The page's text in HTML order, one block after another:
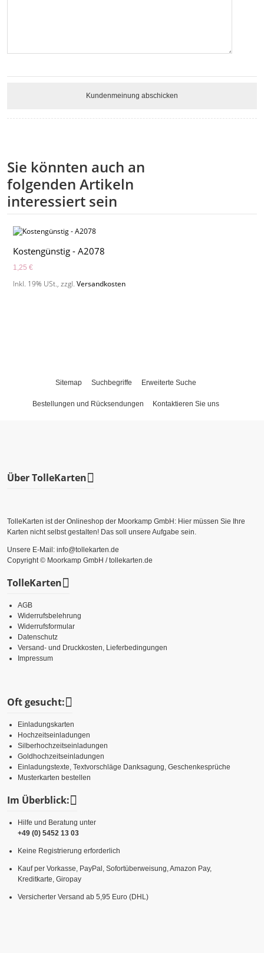
Kundenmeinung abschicken
Sie könnten auch an
folgenden Artikeln
interessiert sein
Kostengünstig - A2078
1,25 €
Inkl. 19% USt., zzgl. Versandkosten
Sitemap Suchbegriffe Erweiterte Suche
Bestellungen und Rücksendungen Kontaktieren Sie uns
Über TolleKarten
TolleKarten ist der Onlineshop der Moorkamp GmbH: Hier müssen Sie Ihre
Karten nicht selbst gestalten! Das soll unsere Aufgabe sein.
Unsere E-Mail: info@tollekarten.de
Copyright © Moorkamp GmbH / tollekarten.de
TolleKarten
AGB
Widerrufsbelehrung
Widerrufsformular
Datenschutz
Versand- und Druckkosten, Lieferbedingungen
Impressum
Oft gesucht:
Einladungskarten
Hochzeitseinladungen
Silberhochzeitseinladungen
Goldhochzeitseinladungen
Einladungstexte, Textvorschläge Danksagung, Geschenkesprüche
Musterkarten bestellen
Im Überblick:
Hilfe und Beratung unter
+49 (0) 5452 13 03
Keine Registrierung erforderlich
Kauf per Vorkasse, PayPal, Sofortüberweisung, Amazon Pay,
Kreditkarte, Giropay
Versicherter Versand ab 5,95 Euro (DHL)